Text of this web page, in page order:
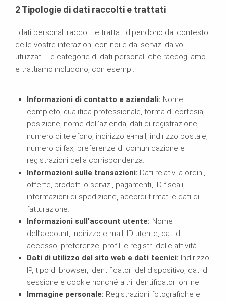
2Tipologie di dati raccolti e trattati
I dati personali raccolti e trattati dipendono dal contesto
delle vostre interazioni con noi e dai servizi da voi
utilizzati. Le categorie di dati personali che raccogliamo
e trattiamo includono, con esempi:
Informazioni di contatto e aziendali: Nome
completo, qualifica professionale, forma di cortesia,
posizione, nome dell’azienda, dati di registrazione,
numero di telefono, indirizzo e-mail, indirizzo postale,
numero di fax, preferenze di comunicazione e
registrazioni della corrispondenza.
Informazioni sulle transazioni: Dati relativi a ordini,
offerte, prodotti o servizi, pagamenti, ID fiscali,
informazioni di spedizione, accordi firmati e dati di
fatturazione.
Informazioni sull’account utente: Nome
dell’account, indirizzo e-mail, ID utente, dati di
accesso, preferenze, profili e registri delle attività.
Dati di utilizzo del sito web e dati tecnici: Indirizzo
IP, tipo di browser, identificatori del dispositivo, dati di
sessione e cookie nonché altri identificatori online.
Immagine personale: Registrazioni fotografiche e